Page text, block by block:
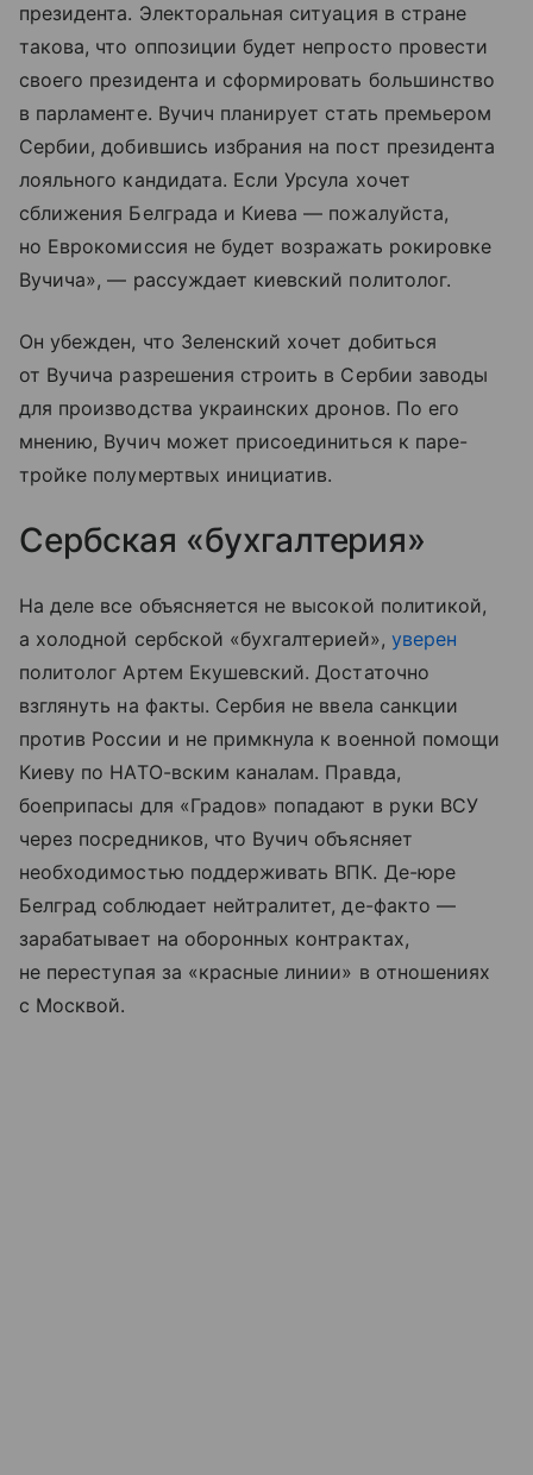
президента. Электоральная ситуация в стране
такова, что оппозиции будет непросто провести
своего президента и сформировать большинство
в парламенте. Вучич планирует стать премьером
Сербии, добившись избрания на пост президента
лояльного кандидата. Если Урсула хочет
сближения Белграда и Киева — пожалуйста,
но Еврокомиссия не будет возражать рокировке
Вучича», — рассуждает киевский политолог.
Он убежден, что Зеленский хочет добиться
от Вучича разрешения строить в Сербии заводы
для производства украинских дронов. По его
мнению, Вучич может присоединиться к паре-
тройке полумертвых инициатив.
Сербская «бухгалтерия»
На деле все объясняется не высокой политикой,
а холодной сербской «бухгалтерией», уверен
политолог Артем Екушевский. Достаточно
взглянуть на факты. Сербия не ввела санкции
против России и не примкнула к военной помощи
Киеву по НАТО-вским каналам. Правда,
боеприпасы для «Градов» попадают в руки ВСУ
через посредников, что Вучич объясняет
необходимостью поддерживать ВПК. Де-юре
Белград соблюдает нейтралитет, де-факто —
зарабатывает на оборонных контрактах,
не переступая за «красные линии» в отношениях
с Москвой.